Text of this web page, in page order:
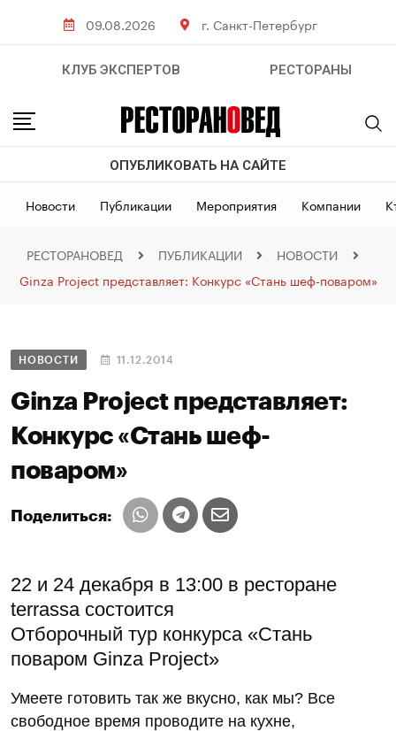
09.08.2026 г. Санкт-Петербург
КЛУБ ЭКСПЕРТОВ РЕСТОРАНЫ
ОПУБЛИКОВАТЬ НА САЙТЕ
Новости Публикации Мероприятия Компании
РЕСТОРАНОВЕД ПУБЛИКАЦИИ
НОВОСТИ
Ginza Project представляет: Конкурс «Стань шеф-поваром»
НОВОСТИ 11.12.2014
Ginza Project представляет:
Конкурс «Стань шеф-
поваром»
Поделиться:
22 и 24 декабря в 13:00 в ресторане
terrassa состоится
Отборочный тур конкурса «Стань
поваром Ginza Project»
Умеете готовить так же вкусно, как мы? Все
свободное время проводите на кухне,